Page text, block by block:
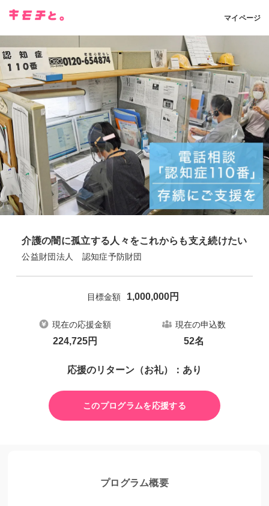
マイページ
介護の闇に孤立する人々をこれからも支え続けたい
公益財団法人 認知症予防財団
目標金額 1,000,000円
現在の応援金額
224,725円
現在の申込数
52名
応援のリターン（お礼）：あり
このプログラムを応援する
プログラム概要